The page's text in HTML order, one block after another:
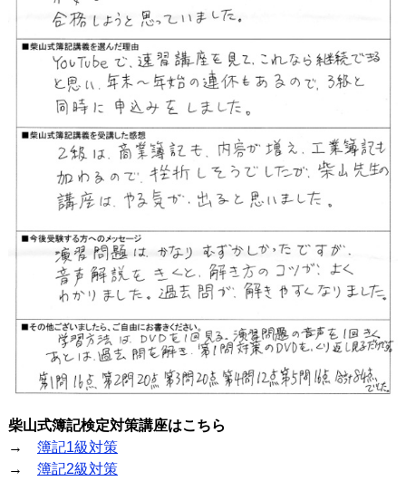
柴山式簿記検定対策講座はこちら
→ 簿記1級対策
→ 簿記2級対策